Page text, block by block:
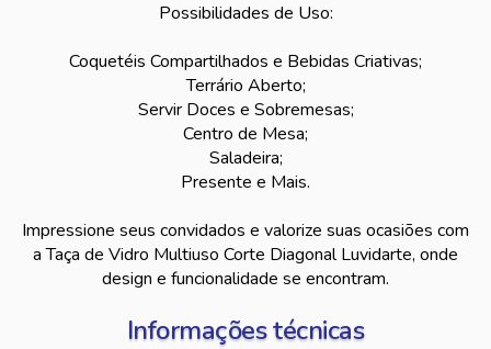
Possibilidades de Uso:
Coquetéis Compartilhados e Bebidas Criativas;
Terrário Aberto;
Servir Doces e Sobremesas;
Centro de Mesa;
Saladeira;
Presente e Mais.
Impressione seus convidados e valorize suas ocasiões com
a Taça de Vidro Multiuso Corte Diagonal Luvidarte, onde
design e funcionalidade se encontram.
Informações técnicas